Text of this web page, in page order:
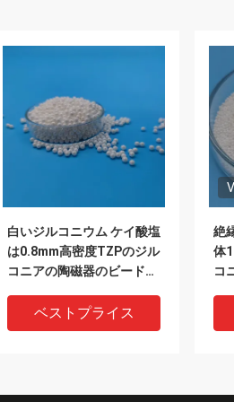
白いジルコニウム ケイ酸塩
は0.8mm高密度TZPのジル
コニアの陶磁器のビードに
ベストプライス
絶
体
コ